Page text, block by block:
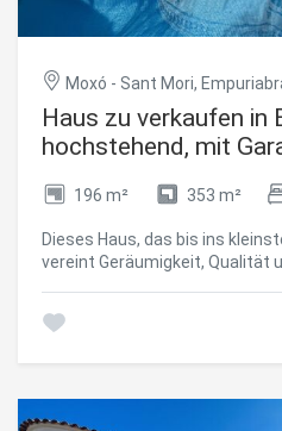
Moxó - Sant Mori,
Haus zu verkaufen in
hochstehend, mit
196 m² 353 m²
Dieses Haus, das bis ins
vereint Geräumigkeit, Qualität
Schlafzimmer, eines im
geräumige und funktionale
Wohnzimmer und zur